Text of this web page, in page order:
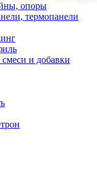
опоры
термопанели
и добавки